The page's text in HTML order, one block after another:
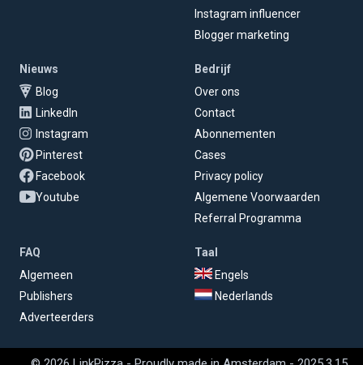
Instagram influencer
Blogger marketing
Nieuws
Blog
LinkedIn
Instagram
Pinterest
Facebook
Youtube
Bedrijf
Over ons
Contact
Abonnementen
Cases
Privacy policy
Algemene Voorwaarden
Referral Programma
FAQ
Algemeen
Publishers
Adverteerders
Taal
Engels
Nederlands